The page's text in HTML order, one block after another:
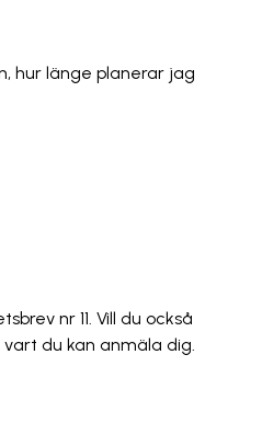
hur länge planerar jag
nr 11. Vill du också
du kan anmäla dig.